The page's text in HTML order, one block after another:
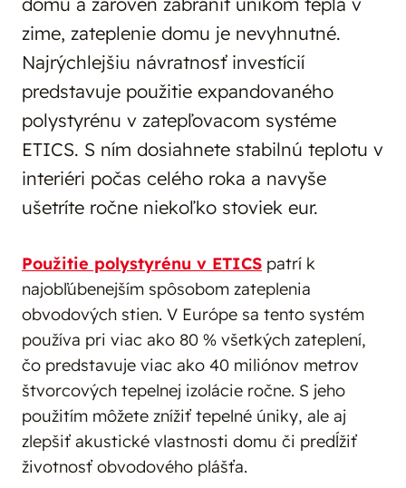
zime, zateplenie domu je nevyhnutné.
Najrýchlejšiu návratnosť investícií
predstavuje použitie expandovaného
polystyrénu v zatepľovacom systéme
ETICS. S ním dosiahnete stabilnú teplotu v
interiéri počas celého roka a navyše
ušetríte ročne niekoľko stoviek eur.
Použitie polystyrénu v ETICS patrí k
najobľúbenejším spôsobom zateplenia
obvodových stien. V Európe sa tento systém
používa pri viac ako 80 % všetkých zateplení,
čo predstavuje viac ako 40 miliónov metrov
štvorcových tepelnej izolácie ročne. S jeho
použitím môžete znížiť tepelné úniky, ale aj
zlepšiť akustické vlastnosti domu či predĺžiť
životnosť obvodového plášťa.